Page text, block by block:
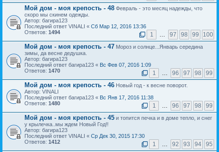
Мой дом - моя крепость - 48 Февраль - это месяц надежды, что
скоро мы скинем одежды.
Автор: багира123
Последний ответ VINALI « Сб Мар 12, 2016 13:36
Ответов: 1494 1 … 97 98 99 100
Мой дом - моя крепость - 47 Мороз и солнце...Январь середина
зимы, да весне дедушка.
Автор: багира123
Последний ответ багира123 « Вс Фев 07, 2016 1:09
Ответов: 1470 1 … 96 97 98 99
Мой дом - моя крепость - 46 Новый год - к весне поворот.
Автор: VINALI
Последний ответ багира123 « Вс Янв 17, 2016 11:38
Ответов: 1480 1 … 96 97 98 99
Мой дом - моя крепость - 45 и топится печка и в доме тепло, и снег
у крылечка..мы ждем Новый Год!!
Автор: багира123
Последний ответ VINALI « Ср Дек 30, 2015 17:30
Ответов: 1412 1 … 92 93 94 95